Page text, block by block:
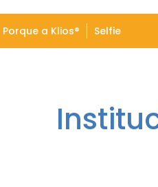
Porque a Klios® Selfie